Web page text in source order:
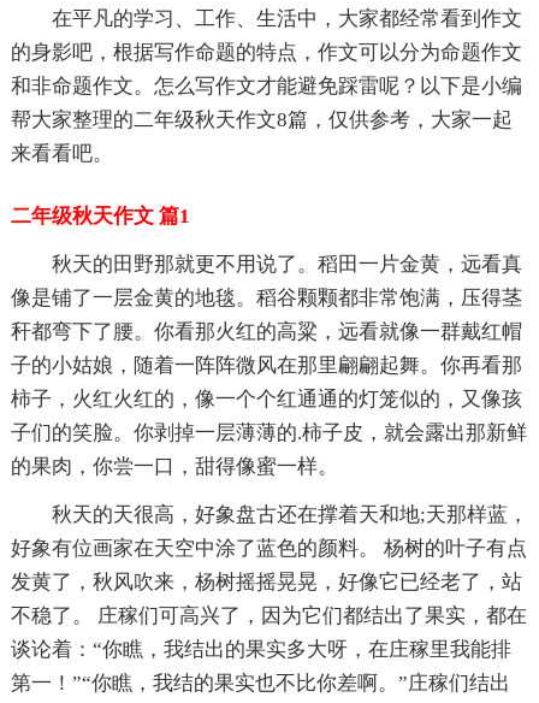
在平凡的学习、工作、生活中，大家都经常看到作文
的身影吧，根据写作命题的特点，作文可以分为命题作文
和非命题作文。怎么写作文才能避免踩雷呢？以下是小编
帮大家整理的二年级秋天作文8篇，仅供参考，大家一起
来看看吧。
二年级秋天作文 篇1
秋天的田野那就更不用说了。稻田一片金黄，远看真
像是铺了一层金黄的地毯。稻谷颗颗都非常饱满，压得茎
秆都弯下了腰。你看那火红的高粱，远看就像一群戴红帽
子的小姑娘，随着一阵阵微风在那里翩翩起舞。你再看那
柿子，火红火红的，像一个个红通通的灯笼似的，又像孩
子们的笑脸。你剥掉一层薄薄的.柿子皮，就会露出那新鲜
的果肉，你尝一口，甜得像蜜一样。
秋天的天很高，好象盘古还在撑着天和地;天那样蓝，
好象有位画家在天空中涂了蓝色的颜料。 杨树的叶子有点
发黄了，秋风吹来，杨树摇摇晃晃，好像它已经老了，站
不稳了。 庄稼们可高兴了，因为它们都结出了果实，都在
谈论着：“你瞧，我结出的果实多大呀，在庄稼里我能排
第一！”“你瞧，我结的果实也不比你差啊。”庄稼们结出